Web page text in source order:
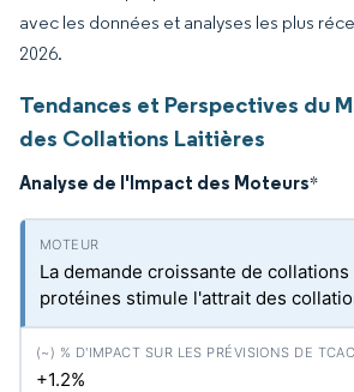
avec les données et analyses les plus
2026.
Tendances et Perspectives du
des Collations Laitières
Analyse de l'Impact des Moteurs*
La demande croissante de
protéines stimule l'attrait des
+1.2%